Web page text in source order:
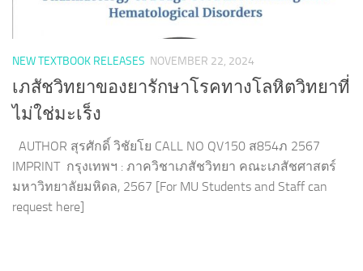
NEW TEXTBOOK RELEASES NOVEMBER 22, 2024
เภสัชวิทยาของยารักษาโรคทางโลหิตวิทยาที่
ไม่ใช่มะเร็ง
AUTHOR สุรศักดิ์ วิชัยโย CALL NO QV150 ส854ภ 2567
IMPRINT กรุงเทพฯ : ภาควิชาเภสัชวิทยา คณะเภสัชศาสตร์
มหาวิทยาลัยมหิดล, 2567 [For MU Students and Staff can
request here]